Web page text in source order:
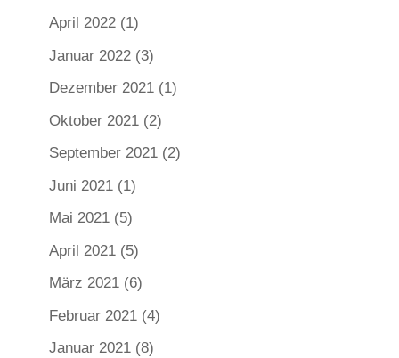
April 2022(1)
Januar 2022(3)
Dezember 2021(1)
Oktober 2021(2)
September 2021(2)
Juni 2021(1)
Mai 2021(5)
April 2021(5)
März 2021(6)
Februar 2021(4)
Januar 2021(8)